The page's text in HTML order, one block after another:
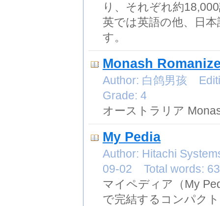
り、それぞれ約
英では英語の他、日
す。
Monash
Author: 白鸽男孩
Grade: 4
オーストラリア
My Pedia
Author: Hitachi
09-02 Total words:
マイペディア（My
で完結するコンパク